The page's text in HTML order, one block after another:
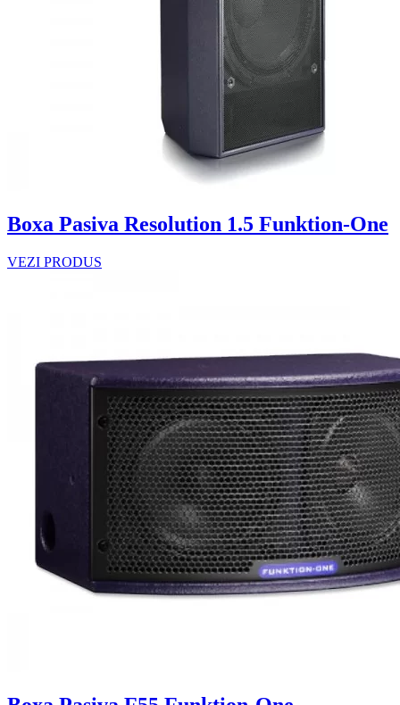
Boxa Pasiva Resolution 1.5 Funktion-One
VEZI PRODUS